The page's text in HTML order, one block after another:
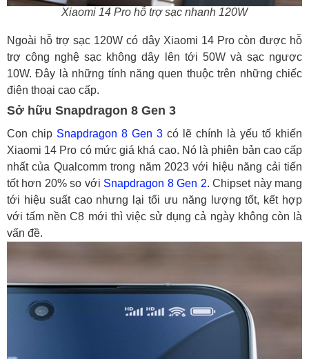
Xiaomi 14 Pro hỗ trợ sạc nhanh 120W
Ngoài hỗ trợ sạc 120W có dây Xiaomi 14 Pro còn được hỗ
trợ công nghệ sạc không dây lên tới 50W và sạc ngược
10W. Đây là những tính năng quen thuộc trên những chiếc
điện thoại cao cấp.
Sở hữu Snapdragon 8 Gen 3
Con chip Snapdragon 8 Gen 3 có lẽ chính là yếu tố khiến
Xiaomi 14 Pro có mức giá khá cao. Nó là phiên bản cao cấp
nhất của Qualcomm trong năm 2023 với hiệu năng cải tiến
tốt hơn 20% so với Snapdragon 8 Gen 2. Chipset này mang
tới hiệu suất cao nhưng lại tối ưu năng lượng tốt, kết hợp
với tấm nền C8 mới thì việc sử dụng cả ngày không còn là
vấn đề.